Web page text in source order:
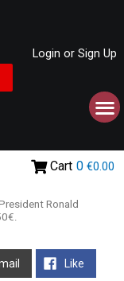
Login or Sign Up
Cart 0 €0.00
Ronald
Like